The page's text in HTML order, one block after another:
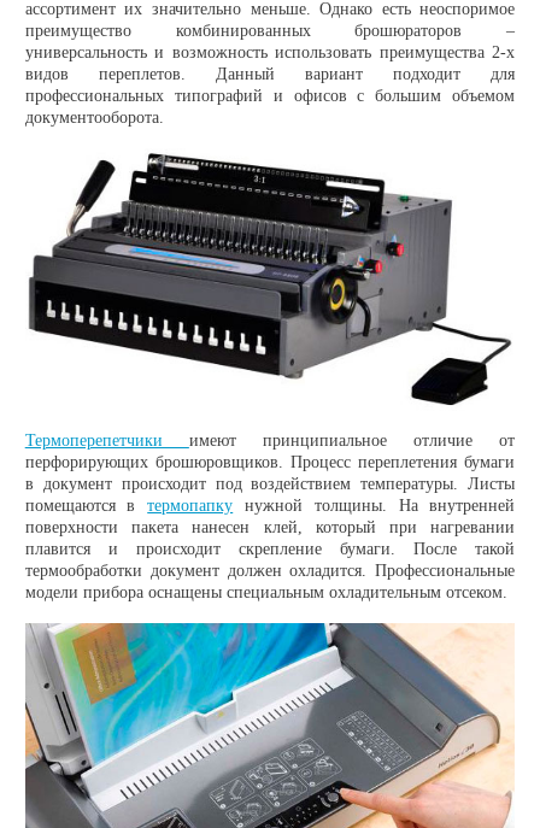
ассортимент их значительно меньше. Однако есть неоспоримое
преимущество комбинированных брошюраторов –
универсальность и возможность использовать преимущества 2-х
видов переплетов. Данный вариант подходит для
профессиональных типографий и офисов с большим объемом
документооборота.
Термоперепетчики имеют принципиальное отличие от
перфорирующих брошюровщиков. Процесс переплетения бумаги
в документ происходит под воздействием температуры. Листы
помещаются втермопапку нужной толщины. На внутренней
поверхности пакета нанесен клей, который при нагревании
плавится и происходит скрепление бумаги. После такой
термообработки документ должен охладится. Профессиональные
модели прибора оснащены специальным охладительным отсеком.